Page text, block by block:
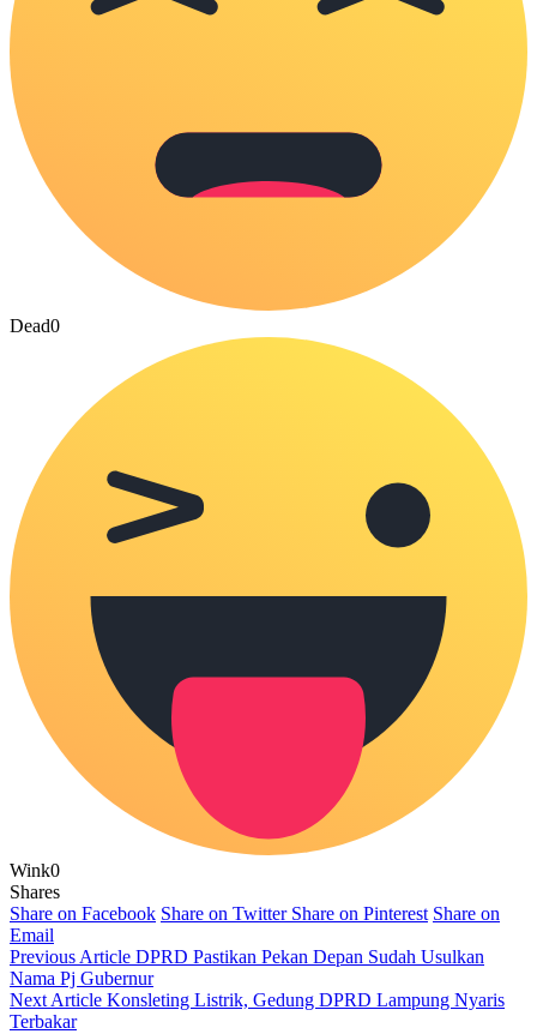
Dead0
Wink0
Shares
Share on Facebook Share on Twitter Share on Pinterest Share on
Email
Previous Article DPRD Pastikan Pekan Depan Sudah Usulkan
Nama Pj Gubernur
Next Article Konsleting Listrik, Gedung DPRD Lampung Nyaris
Terbakar